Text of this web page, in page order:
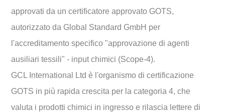
approvati da un certificatore approvato GOTS,
autorizzato da Global Standard GmbH per
l'accreditamento specifico "approvazione di agenti
ausiliari tessili" - input chimici (Scope-4).
GCL International Ltd è l'organismo di certificazione
GOTS in più rapida crescita per la categoria 4, che
valuta i prodotti chimici in ingresso e rilascia lettere di